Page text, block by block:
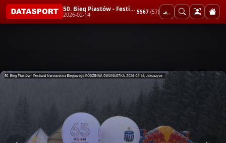
50. Bieg Piastów - Festiwal Narciarstwa Biegowego RODZINNA DWUNASTKA
2026-02-14 5567 (57)